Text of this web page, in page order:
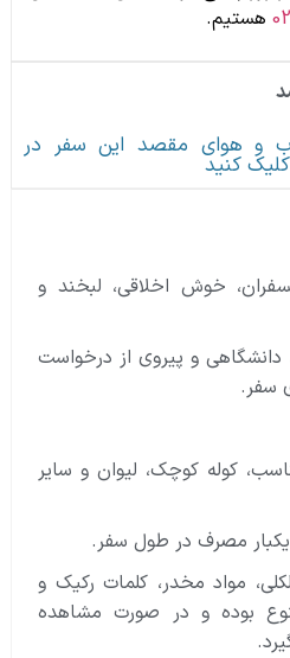
هستیم.
و هوای مقصد این سفر در
خوش اخلاقی، لبخند و
و پیروی از درخواست
سفر.
کوله کوچک، لیوان و سایر
مصرف در طول سفر.
مواد مخدر، کلمات رکیک و
بوده و در صورت مشاهده